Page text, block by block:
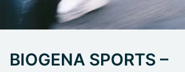
BIOGENA SPORTS –